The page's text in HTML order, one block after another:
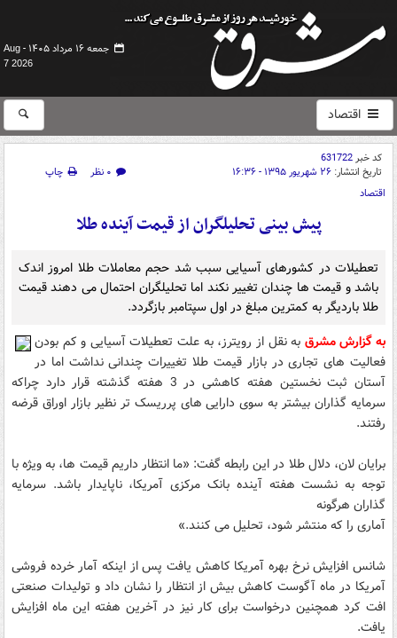
جمعه ۱۶ مرداد ۱۴۰۵ -
Aug
7 2026
اقتصاد
کد خبر631722
تاریخ انتشار: ۲۶ شهریور ۱۳۹۵ - ۱۶:۳۶ ۰ نظر
چاپ
اقتصاد
پیش بینی تحلیلگران از قیمت آینده طلا
تعطیلات در کشورهای آسیایی سبب شد حجم معاملات طلا امروز اندک
باشد و قیمت ها چندان تغییر نکند اما تحلیلگران احتمال می دهند قیمت
طلا باردیگر به کمترین مبلغ در اول سپتامبر بازگردد.
به گزارش مشرق به نقل از رویترز، به علت تعطیلات آسیایی و کم بودن
فعالیت های تجاری در بازار قیمت طلا تغییرات چندانی نداشت اما در
آستان ثبت نخستین هفته کاهشی در 3 هفته گذشته قرار دارد چراکه
سرمایه گذاران بیشتر به سوی دارایی های پرریسک تر نظیر بازار اوراق قرضه
رفتند.
برایان لان، دلال طلا در این رابطه گفت: «ما انتظار داریم قیمت ها، به ویژه با
توجه به نشست هفته آینده بانک مرکزی آمریکا، ناپایدار باشد. سرمایه
گذاران هرگونه
آماری را که منتشر شود، تحلیل می کنند.»
شانس افزایش نرخ بهره آمریکا کاهش یافت پس از اینکه آمار خرده فروشی
آمریکا در ماه آگوست کاهش بیش از انتظار را نشان داد و تولیدات صنعتی
افت کرد همچنین درخواست برای کار نیز در آخرین هفته این ماه افزایش
یافت.